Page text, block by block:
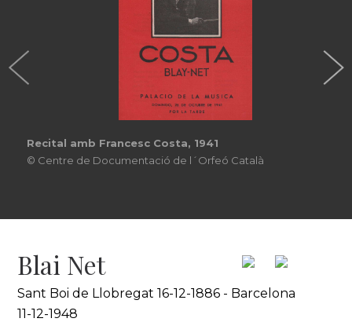
Recital amb Francesc Costa, 1941
© Centre de Documentació de l´Orfeó Català
Blai Net
Sant Boi de Llobregat 16-12-1886 - Barcelona
11-12-1948